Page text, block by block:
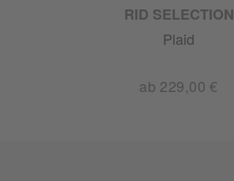
RID SELECTION
Plaid
ab 229,00 €